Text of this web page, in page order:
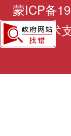
蒙ICP备
网站技术